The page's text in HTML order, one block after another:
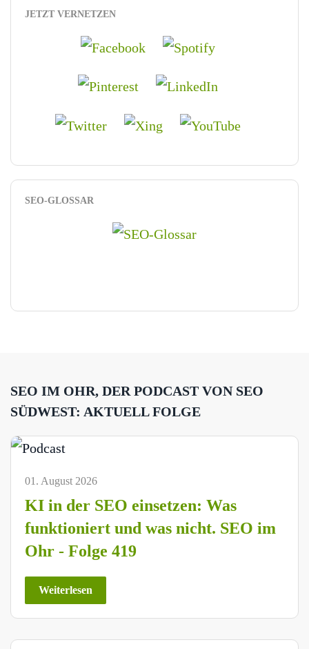
JETZT VERNETZEN
SEO-GLOSSAR
SEO IM OHR, DER PODCAST VON SEO
SÜDWEST: AKTUELL FOLGE
01. August 2026
KI in der SEO einsetzen: Was
funktioniert und was nicht. SEO im
Ohr - Folge 419
Weiterlesen